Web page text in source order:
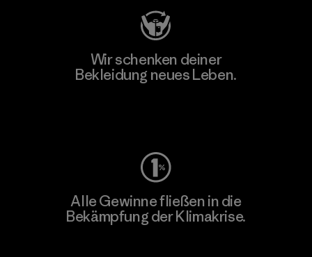
Wir schenken deiner
Bekleidung neues Leben.
Alle Gewinne fließen in die
Bekämpfung der Klimakrise.